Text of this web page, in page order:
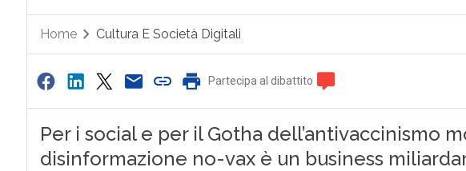
Home Cultura E Società Digitali
Partecipa al dibattito
Per i social e per il Gotha dell’antivaccinismo
disinformazione no-vax è un business